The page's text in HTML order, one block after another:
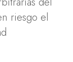
riesgo el